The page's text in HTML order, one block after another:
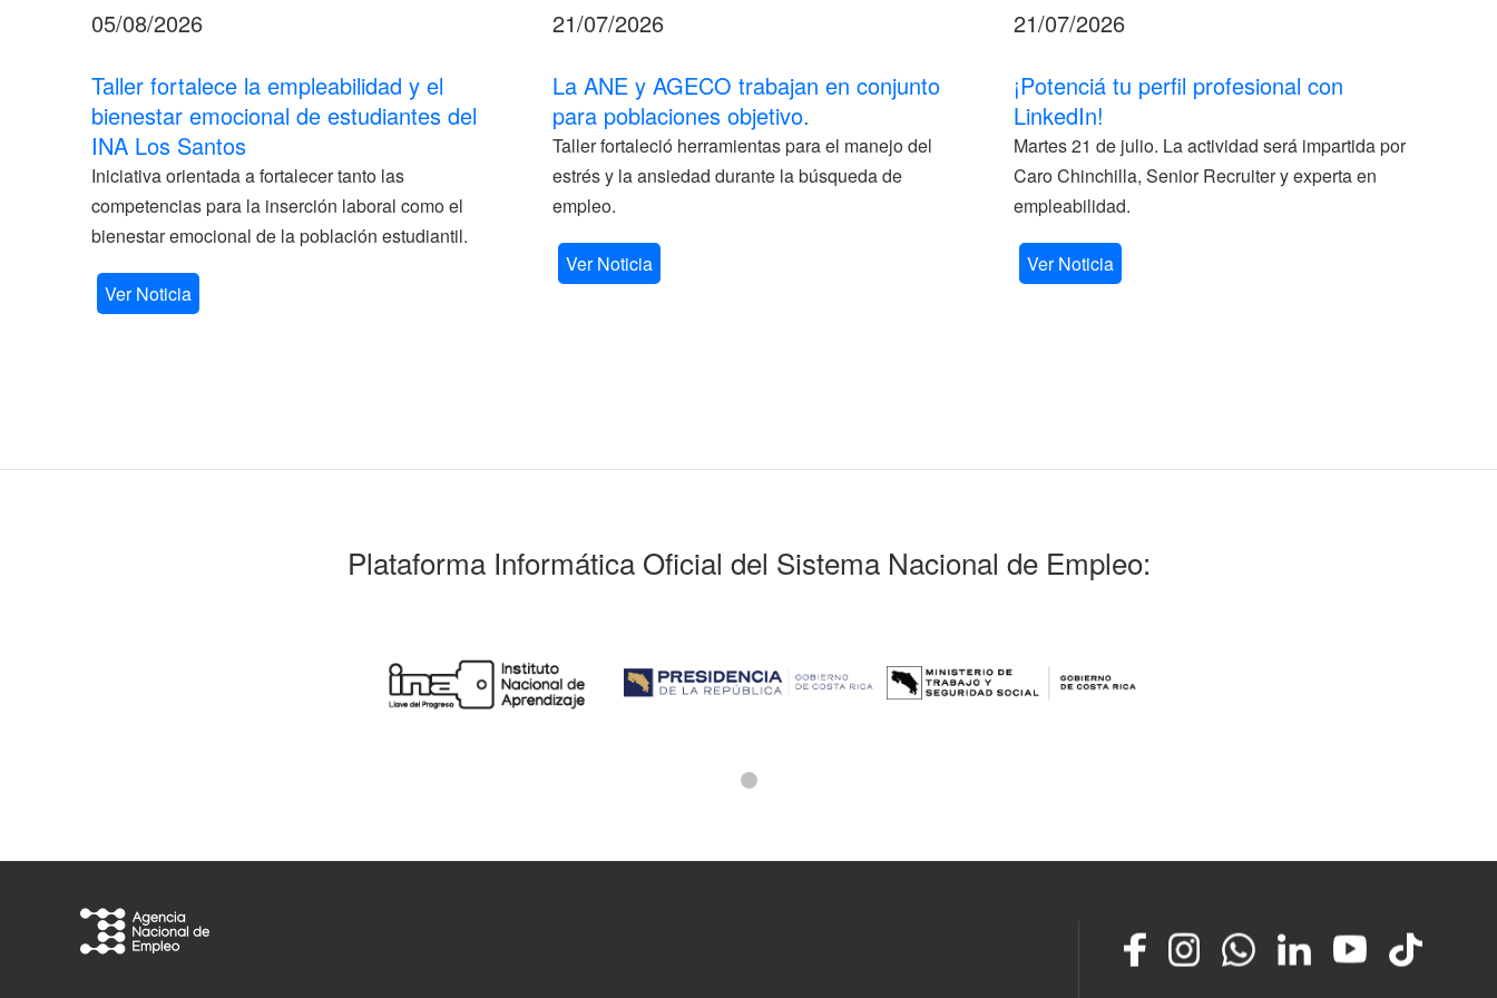
05/08/2026
Taller fortalece la empleabilidad y el
bienestar emocional de estudiantes del
INA Los Santos
Iniciativa orientada a fortalecer tanto las
competencias para la inserción laboral como el
bienestar emocional de la población estudiantil.
Ver Noticia
21/07/2026
La ANE y AGECO trabajan en conjunto
para poblaciones objetivo.
Taller fortaleció herramientas para el manejo del
estrés y la ansiedad durante la búsqueda de
empleo.
Ver Noticia
21/07/2026
¡Potenciá tu perfil profesional con
LinkedIn!
Martes 21 de julio. La actividad será impartida por
Caro Chinchilla, Senior Recruiter y experta en
empleabilidad.
Ver Noticia
Plataforma Informática Oficial del Sistema Nacional de Empleo:
FacebookInstagramWhatsappLinkedInYouTube
TikTok